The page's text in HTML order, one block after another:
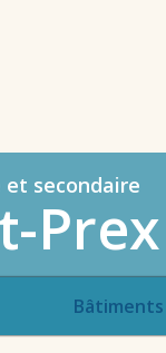
secondaire
Bâtiments